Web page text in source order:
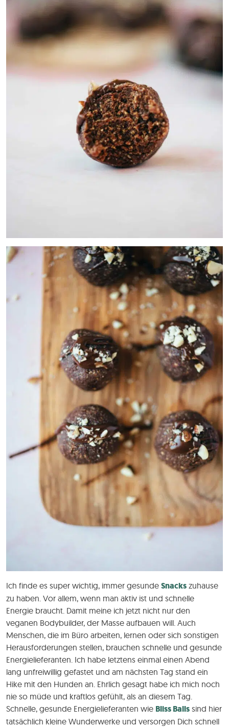
Ich finde es super wichtig, immer gesunde Snacks zuhause
zu haben. Vor allem, wenn man aktiv ist und schnelle
Energie braucht. Damit meine ich jetzt nicht nur den
veganen Bodybuilder, der Masse aufbauen will. Auch
Menschen, die im Büro arbeiten, lernen oder sich sonstigen
Herausforderungen stellen, brauchen schnelle und gesunde
Energielieferanten. Ich habe letztens einmal einen Abend
lang unfreiwillig gefastet und am nächsten Tag stand ein
Hike mit den Hunden an. Ehrlich gesagt habe ich mich noch
nie so müde und kraftlos gefühlt, als an diesem Tag.
Schnelle, gesunde Energielieferanten wie Bliss Balls sind hier
tatsächlich kleine Wunderwerke und versorgen Dich schnell